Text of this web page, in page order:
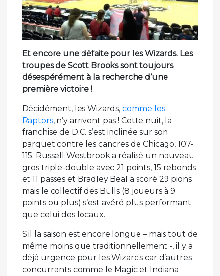
Et encore une défaite pour les Wizards. Les
troupes de Scott Brooks sont toujours
désespérément à la recherche d’une
première victoire !
Décidément, les Wizards, comme les
Raptors, n’y arrivent pas ! Cette nuit, la
franchise de D.C. s’est inclinée sur son
parquet contre les cancres de Chicago, 107-
115. Russell Westbrook a réalisé un nouveau
gros triple-double avec 21 points, 15 rebonds
et 11 passes et Bradley Beal a scoré 29 pions
mais le collectif des Bulls (8 joueurs à 9
points ou plus) s’est avéré plus performant
que celui des locaux.
S’il la saison est encore longue – mais tout de
même moins que traditionnellement -, il y a
déjà urgence pour les Wizards car d’autres
concurrents comme le Magic et Indiana